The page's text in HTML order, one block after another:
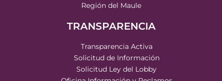
Región del Maule
TRANSPARENCIA
Transparencia Activa
Solicitud de Información
Solicitud Ley del Lobby